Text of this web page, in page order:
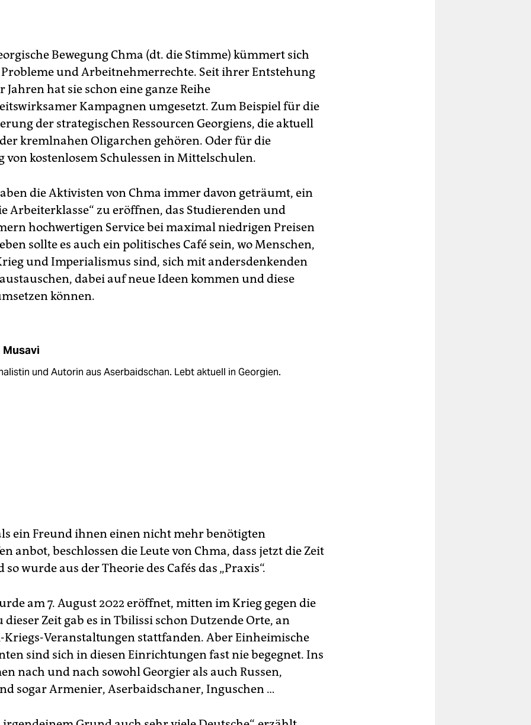
Bewegung Chma (dt. die Stimme) kümmert sich
und Arbeitnehmerrechte. Seit ihrer Entstehung
Jahren hat sie schon eine ganze Reihe
Kampagnen umgesetzt. Zum Beispiel für die
der strategischen Ressourcen Georgiens, die aktuell
kremlnahen Oligarchen gehören. Oder für die
kostenlosem Schulessen in Mittelschulen.
die Aktivisten von Chma immer davon geträumt, ein
Arbeiterklasse“ zu eröffnen, das Studierenden und
hochwertigen Service bei maximal niedrigen Preisen
sollte es auch ein politisches Café sein, wo Menschen,
und Imperialismus sind, sich mit andersdenkenden
dabei auf neue Ideen kommen und diese
können.
Musavi
und Autorin aus Aserbaidschan. Lebt aktuell in Georgien.
ein Freund ihnen einen nicht mehr benötigten
anbot, beschlossen die Leute von Chma, dass jetzt die Zeit
so wurde aus der Theorie des Cafés das „Praxis“.
am 7. August 2022 eröffnet, mitten im Krieg gegen die
dieser Zeit gab es in Tbilissi schon Dutzende Orte, an
Veranstaltungen stattfanden. Aber Einheimische
sind sich in diesen Einrichtungen fast nie begegnet. Ins
nach und nach sowohl Georgier als auch Russen,
sogar Armenier, Aserbaidschaner, Inguschen …